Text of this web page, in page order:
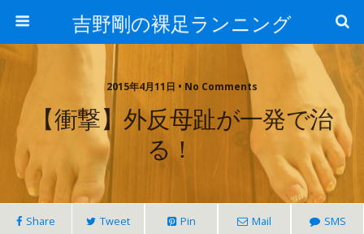
吉野剛の裸足ランニング
2015年4月11日 • No Comments
【衝撃】外反母趾が一発で治
る！
Share Tweet Pin Mail SMS